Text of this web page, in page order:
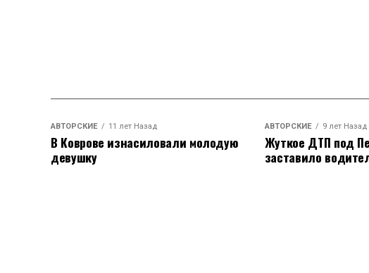
АВТОРСКИЕ 11 лет Назад
В Коврове изнасиловали молодую
девушку
АВТОРСКИЕ 9 лет Назад
Жуткое ДТП под
заставило